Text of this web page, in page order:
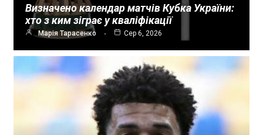
Визначено календар матчів Кубка України:
хто з ким зіграє у кваліфікації
Марія Тарасенко Сер 6, 2026